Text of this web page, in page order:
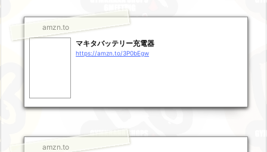
amzn.to
マキタバッテリー充電器
https://amzn.to/3P0bEgw
amzn.to